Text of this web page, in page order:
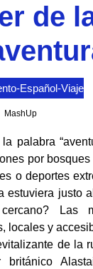
de
-Español-Viaje
MashUp
palabra
por
o deportes
estuviera justo
Las
locales y
de la
británico